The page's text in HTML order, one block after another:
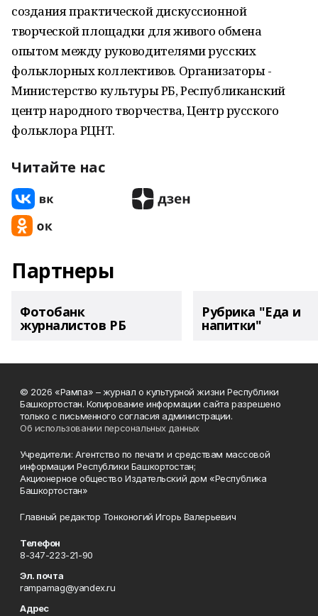
создания практической дискуссионной
творческой площадки для живого обмена
опытом между руководителями русских
фольклорных коллективов. Организаторы -
Министерство культуры РБ, Республиканский
центр народного творчества, Центр русского
фольклора РЦНТ.
Читайте нас
Партнеры
Фотобанк
журналистов РБ
Рубрика "Еда и
напитки"
© 2026 «Рампа» – журнал о культурной жизни Республики
Башкортостан. Копирование информации сайта разрешено
только с письменного согласия администрации.
Об использовании персональных данных
Учредители: Агентство по печати и средствам массовой
информации Республики Башкортостан;
Акционерное общество Издательский дом «Республика
Башкортостан»
Главный редактор Тонконогий Игорь Валерьевич
Телефон
8-347-223-21-90
Эл. почта
rampamag@yandex.ru
Адрес